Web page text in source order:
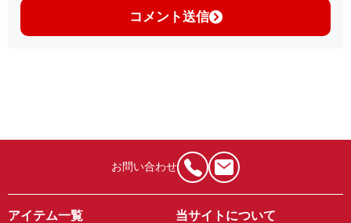
コメント送信
お問い合わせ
アイテム一覧 当サイトについて